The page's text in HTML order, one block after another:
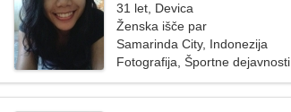
31 let, Devica
Ženska išče par
Samarinda City, Indonezija
Fotografija, Športne dejavnosti